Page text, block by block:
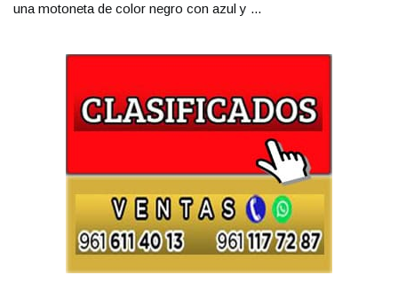
una motoneta de color negro con azul y ...